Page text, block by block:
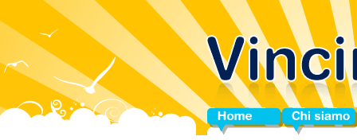
Home Chi siamo